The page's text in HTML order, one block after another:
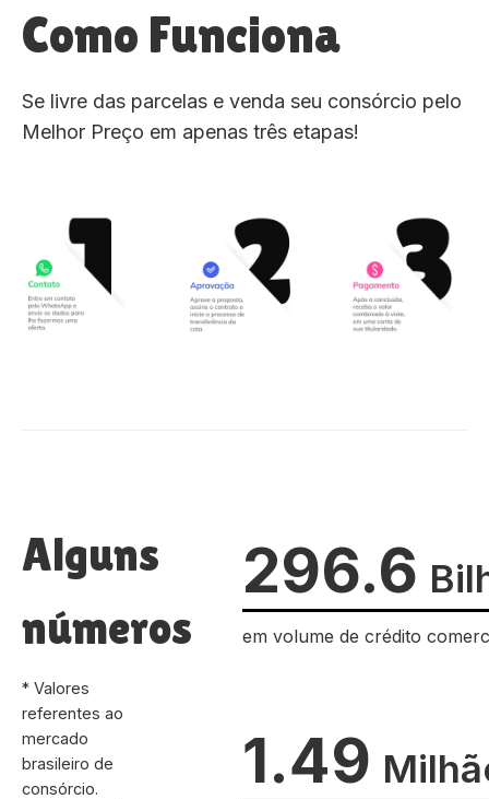
Como Funciona
Se livre das parcelas e venda seu consórcio pelo
Melhor Preço em apenas três etapas!
Alguns
números
* Valores
referentes ao
mercado
brasileiro de
consórcio.
296.6
em volume de crédito
1.49